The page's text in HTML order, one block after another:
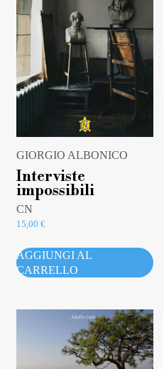
GIORGIO ALBONICO
Interviste
impossibili
CN
15,00 €
AGGIUNGI AL
CARRELLO